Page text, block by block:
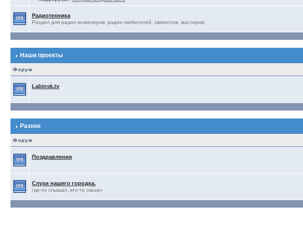
Радиотехника
Раздел для радио-инженеров, радио-любителей, связистов, мастеров.
Наши проекты
Форум
Labinsk.tv
Разное
Форум
Поздравления
Слухи нашего городка.
где-то слышал, кто-то сказал